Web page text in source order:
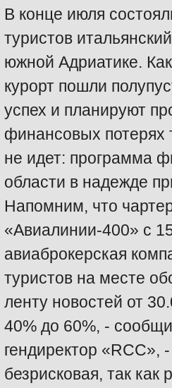
В конце июля
туристов
южной Адриатике.
курорт пошли
успех и планируют
финансовых потерях
не идет: программа
области в надежде
Напомним, что
«Авиалинии-400» с
авиаброкерская
туристов на месте
ленту новостей от
40% до 60%, -
гендиректор «RCC»,
безрисковая, так